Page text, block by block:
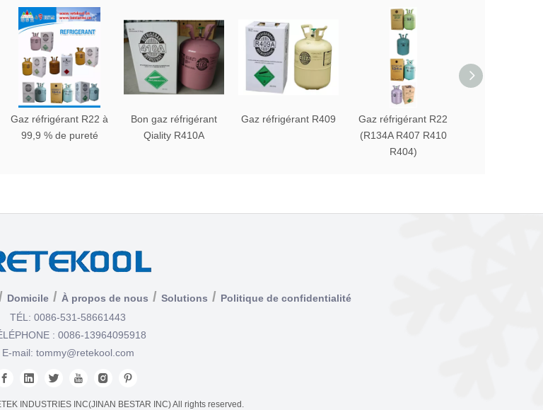
Gaz réfrigérant R22 à
99,9 % de pureté
Bon gaz réfrigérant
Qiality R410A
Gaz réfrigérant R409
Gaz réfrigérant R22
(R134A R407 R410
R404)
Domicile / À propos de nous / Solutions / Politique de confidentialité
TÉL: 0086-531-58661443
: 0086-13964095918
E-mail: tommy@retekool.com
INDUSTRIES INC(JINAN BESTAR INC) All rights reserved.